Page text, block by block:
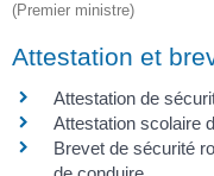
(Premier ministre)
Attestation et
Attestation de
Attestation scolaire
Brevet de sécurité